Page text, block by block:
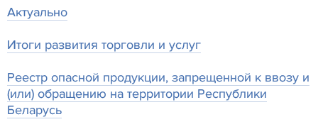
Актуально
Итоги развития торговли и услуг
Реестр опасной продукции, запрещенной к ввозу и
(или) обращению на территории Республики
Беларусь